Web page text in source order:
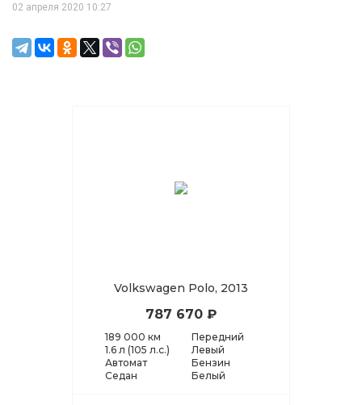
02 апреля 2020 10:27
Volkswagen Polo, 2013
787 670 ₽
189 000 км
1.6 л (105 л.с.)
Автомат
Седан
Передний
Левый
Бензин
Белый